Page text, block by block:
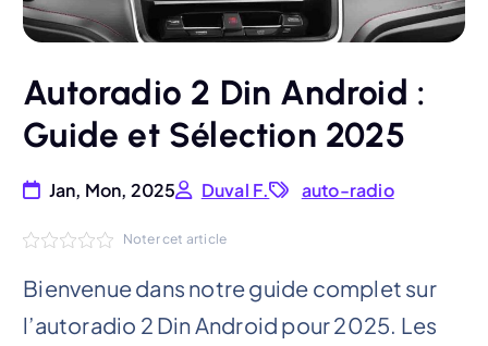
Autoradio 2 Din Android :
Guide et Sélection 2025
Jan, Mon, 2025 Duval F. auto-radio
Noter cet article
Bienvenue dans notre guide complet sur
l’autoradio 2 Din Android pour 2025. Les